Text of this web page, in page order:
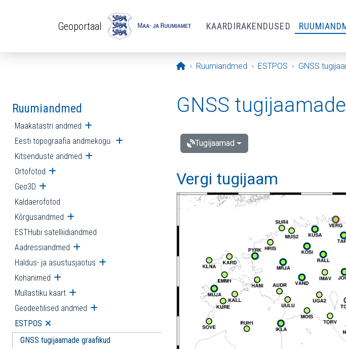
Geoportaal KAARDIRAKENDUSED
Avaleht
Ruumiandmed ESTPOS GNSS
Ruumiandmed
Maakatastri andmed Ava alammenüü
Eesti topograafia andmekogu Ava alammenüü
Kitsenduste andmed Ava alammenüü
Ortofotod Ava alammenüü
Geo3D Ava alammenüü
Kaldaerofotod
Kõrgusandmed Ava alammenüü
ESTHubi satelliidiandmed
Aadressiandmed Ava alammenüü
Haldus- ja asustusjaotus Ava alammenüü
Kohanimed Ava alammenüü
Mullastiku kaart Ava alammenüü
Geodeetilised andmed Ava alammenüü
ESTPOS Ava alammenüü
GNSS tugijaamade graafikud
GNSS
Tugijaamad
Vergi tugijaam